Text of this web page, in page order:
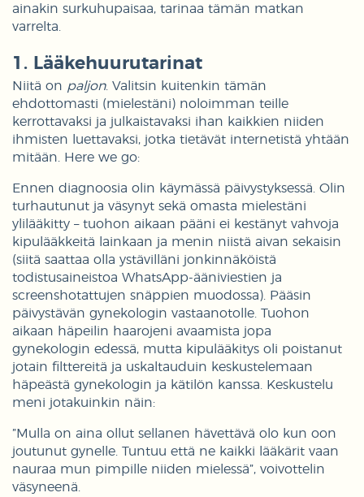
ainakin surkuhupaisaa, tarinaa tämän matkan
varrelta.
1. Lääkehuurutarinat
Niitä on paljon. Valitsin kuitenkin tämän
ehdottomasti (mielestäni) noloimman teille
kerrottavaksi ja julkaistavaksi ihan kaikkien niiden
ihmisten luettavaksi, jotka tietävät internetistä yhtään
mitään. Here we go:
Ennen diagnoosia olin käymässä päivystyksessä. Olin
turhautunut ja väsynyt sekä omasta mielestäni
ylilääkitty – tuohon aikaan pääni ei kestänyt vahvoja
kipulääkkeitä lainkaan ja menin niistä aivan sekaisin
(siitä saattaa olla ystävilläni jonkinnäköistä
todistusaineistoa WhatsApp-ääniviestien ja
screenshotattujen snäppien muodossa). Pääsin
päivystävän gynekologin vastaanotolle. Tuohon
aikaan häpeilin haarojeni avaamista jopa
gynekologin edessä, mutta kipulääkitys oli poistanut
jotain filttereitä ja uskaltauduin keskustelemaan
häpeästä gynekologin ja kätilön kanssa. Keskustelu
meni jotakuinkin näin:
”Mulla on aina ollut sellanen hävettävä olo kun oon
joutunut gynelle. Tuntuu että ne kaikki lääkärit vaan
nauraa mun pimpille niiden mielessä”, voivottelin
väsyneenä.